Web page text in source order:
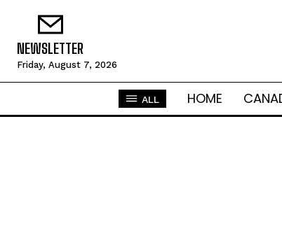
NEWSLETTER
Friday, August 7, 2026
ALL HOME